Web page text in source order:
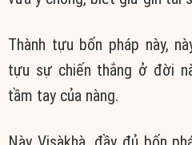
Thành tựu bốn pháp này,
tựu sự chiến thắng ở đời
tầm tay của nàng.